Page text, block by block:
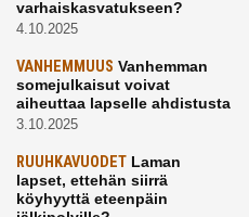
varhaiskasvatukseen?
4.10.2025
VANHEMMUUS Vanhemman
somejulkaisut voivat
aiheuttaa lapselle ahdistusta
3.10.2025
RUUHKAVUODET Laman
lapset, ettehän siirrä
köyhyyttä eteenpäin